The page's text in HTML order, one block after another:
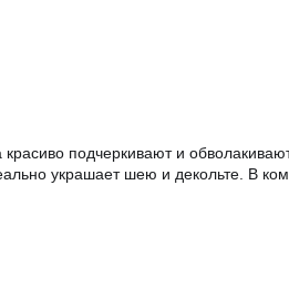
подчеркивают и
украшает шею и декольте. В